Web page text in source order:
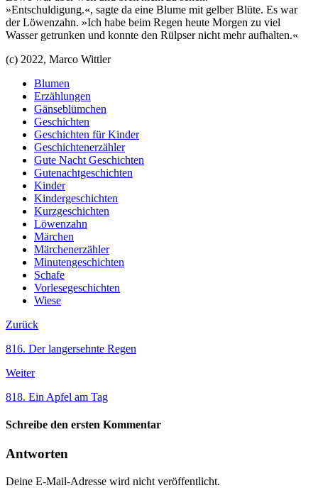
»Entschuldigung.«, sagte da eine Blume mit gelber Blüte. Es war
der Löwenzahn. »Ich habe beim Regen heute Morgen zu viel
Wasser getrunken und konnte den Rülpser nicht mehr aufhalten.«
(c) 2022, Marco Wittler
Blumen
Erzählungen
Gänseblümchen
Geschichten
Geschichten für Kinder
Geschichtenerzähler
Gute Nacht Geschichten
Gutenachtgeschichten
Kinder
Kindergeschichten
Kurzgeschichten
Löwenzahn
Märchen
Märchenerzähler
Minutengeschichten
Schafe
Vorlesegeschichten
Wiese
Zurück
816. Der langersehnte Regen
Weiter
818. Ein Apfel am Tag
Schreibe den ersten Kommentar
Antworten
Deine E-Mail-Adresse wird nicht veröffentlicht.